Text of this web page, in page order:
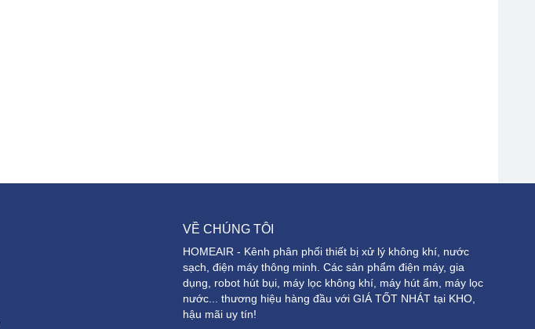
VỀ CHÚNG TÔI
HOMEAIR - Kênh phân phối thiết bị xử lý không khí, nước
sạch, điện máy thông minh. Các sản phẩm điện máy, gia
dụng, robot hút bụi, máy lọc không khí, máy hút ẩm, máy lọc
nước... thương hiệu hàng đầu với GIÁ TỐT NHÁT tại KHO,
hậu mãi uy tín!